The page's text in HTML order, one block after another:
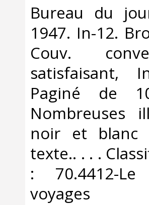
‎Bureau du
1947. In-12.
Couv.
satisfaisant,
Paginé de
Nombreuses
noir et blanc
texte.. . . .
: 70.4412-
voyages‎